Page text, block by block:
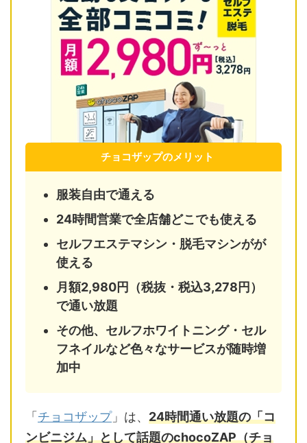
チョコザップのメリット
服装自由で通える
24時間営業で全店舗どこでも使える
セルフエステマシン・脱毛マシンがが
使える
月額2,980円（税抜・税込3,278円）
で通い放題
その他、セルフホワイトニング・セル
フネイルなど色々なサービスが随時増
加中
「 チョコザップ」は、 24時間通い放題の「コ
ンビニジム」として話題のchocoZAP（チョ